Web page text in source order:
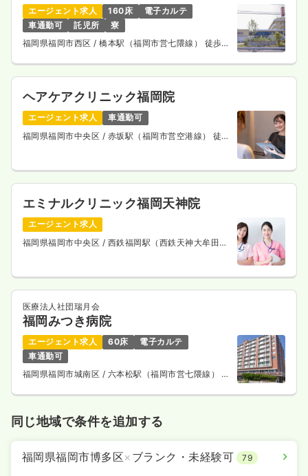
エージェント求人 160床
電子カルテ
車通勤可
託児所
寮
福岡県福岡市西区/ 橋本駅（福岡市営七隈線） 徒歩
ヘアケアクリニック福岡院
エージェント求人
車通勤可
福岡県福岡市中央区 / 赤坂駅（福岡市営空港線） 徒歩
エミナルクリニック福岡天神院
エージェント求人
福岡県福岡市中央区 / 西鉄福岡駅（西鉄天神大牟田
医療法人社団瑞月会
福岡みつき病院
エージェント求人 60床
電子カルテ
車通勤可
福岡県福岡市城南区 / 六本松駅（福岡市営七隈線） 徒
同じ地域で条件を追加する
福岡県福岡市博多区× ブランク・未経験可 79